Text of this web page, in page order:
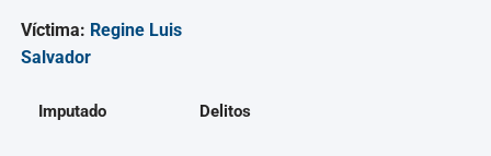
Víctima: Regine Luis
Salvador
Imputado Delitos